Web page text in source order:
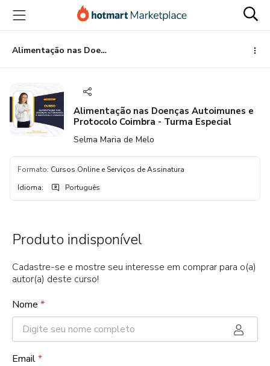
para
conteúdo
principal
para
pagamento
para
rodapé
Alimentação nas Doenças Autoimunes e Protocolo Coimbra - Turma Especial
Alimentação nas Doenças Autoimunes e
Protocolo Coimbra - Turma Especial
Selma Maria de Melo
Formato: Cursos Online e Serviços de Assinatura
Idioma: Português
Produto indisponível
Cadastre-se e mostre seu interesse em comprar para o(a)
autor(a) deste curso!
Nome *
Email*